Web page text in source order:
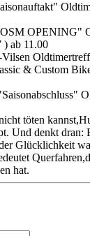
OPENING"
) ab 11.00
& Custom
töten
Und denkt dran:
Glücklichkeit
hat.